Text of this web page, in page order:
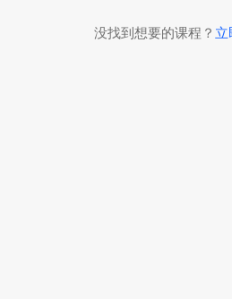
没找到想要的课程？ 立